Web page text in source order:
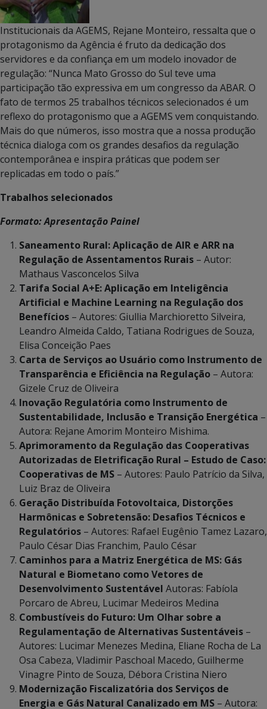
Institucionais da AGEMS, Rejane Monteiro, ressalta que o
protagonismo da Agência é fruto da dedicação dos
servidores e da confiança em um modelo inovador de
regulação: “Nunca Mato Grosso do Sul teve uma
participação tão expressiva em um congresso da ABAR. O
fato de termos 25 trabalhos técnicos selecionados é um
reflexo do protagonismo que a AGEMS vem conquistando.
Mais do que números, isso mostra que a nossa produção
técnica dialoga com os grandes desafios da regulação
contemporânea e inspira práticas que podem ser
replicadas em todo o país.”
Trabalhos selecionados
Formato: Apresentação Painel
Saneamento Rural: Aplicação de AIR e ARR na
Regulação de Assentamentos Rurais – Autor:
Mathaus Vasconcelos Silva
Tarifa Social A+E: Aplicação em Inteligência
Artificial e Machine Learning na Regulação dos
Benefícios – Autores: Giullia Marchioretto Silveira,
Leandro Almeida Caldo, Tatiana Rodrigues de Souza,
Elisa Conceição Paes
Carta de Serviços ao Usuário como Instrumento de
Transparência e Eficiência na Regulação – Autora:
Gizele Cruz de Oliveira
Inovação Regulatória como Instrumento de
Sustentabilidade, Inclusão e Transição Energética –
Autora: Rejane Amorim Monteiro Mishima.
Aprimoramento da Regulação das Cooperativas
Autorizadas de Eletrificação Rural – Estudo de Caso:
Cooperativas de MS – Autores: Paulo Patrício da Silva,
Luiz Braz de Oliveira
Geração Distribuída Fotovoltaica, Distorções
Harmônicas e Sobretensão: Desafios Técnicos e
Regulatórios – Autores: Rafael Eugênio Tamez Lazaro,
Paulo César Dias Franchim, Paulo César
Caminhos para a Matriz Energética de MS: Gás
Natural e Biometano como Vetores de
Desenvolvimento Sustentável Autoras: Fabíola
Porcaro de Abreu, Lucimar Medeiros Medina
Combustíveis do Futuro: Um Olhar sobre a
Regulamentação de Alternativas Sustentáveis –
Autores: Lucimar Menezes Medina, Eliane Rocha de La
Osa Cabeza, Vladimir Paschoal Macedo, Guilherme
Vinagre Pinto de Souza, Débora Cristina Niero
Modernização Fiscalizatória dos Serviços de
Energia e Gás Natural Canalizado em MS – Autora: